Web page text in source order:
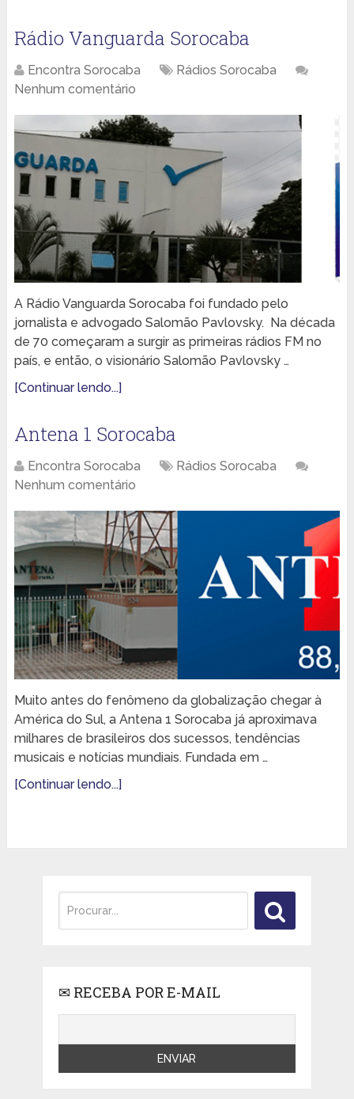
Rádio Vanguarda Sorocaba
Encontra Sorocaba
Rádios Sorocaba
Nenhum comentário
A Rádio Vanguarda Sorocaba foi fundado pelo
jornalista e advogado Salomão Pavlovsky. Na década
de 70 começaram a surgir as primeiras rádios FM no
país, e então, o visionário Salomão Pavlovsky …
[Continuar lendo...]
Antena 1 Sorocaba
Encontra Sorocaba
Rádios Sorocaba
Nenhum comentário
Muito antes do fenômeno da globalização chegar à
América do Sul, a Antena 1 Sorocaba já aproximava
milhares de brasileiros dos sucessos, tendências
musicais e notícias mundiais. Fundada em …
[Continuar lendo...]
✉ RECEBA POR E-MAIL